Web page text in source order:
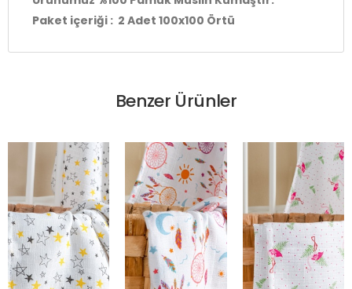
Paket içeriği : 2 Adet 100x100 Örtü
Benzer Ürünler